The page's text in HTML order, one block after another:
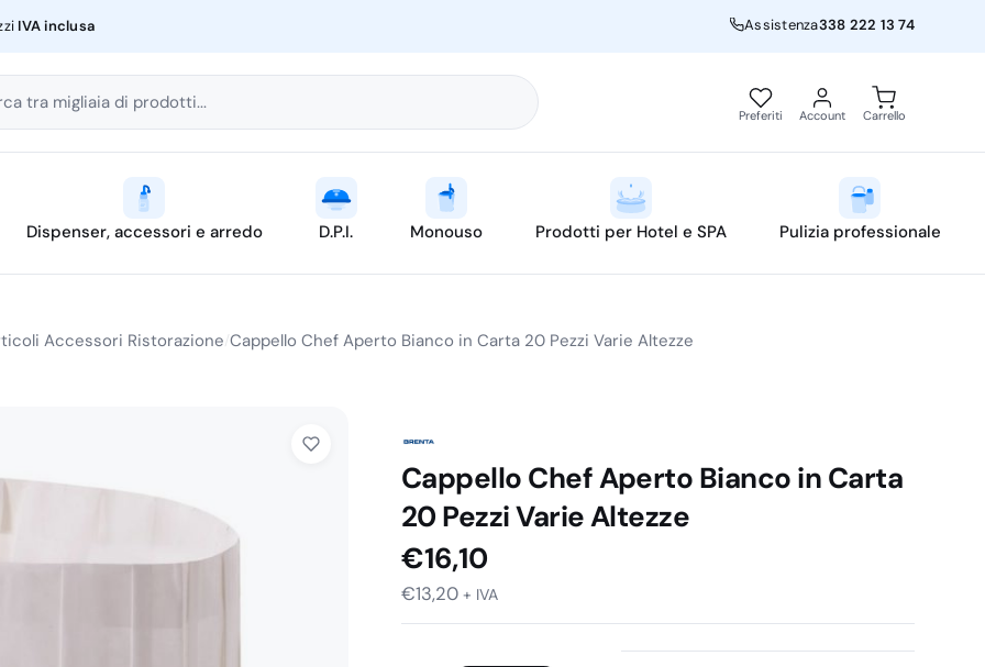
IVA inclusa Assistenza338 222 13 74
tra migliaia di prodotti...
Preferiti Account Carrello
Dispenser, accessori e arredo D.P.I. Monouso Prodotti per Hotel e SPA Pulizia professionale
Accessori Ristorazione Cappello Chef Aperto Bianco in Carta 20 Pezzi Varie Altezze
Cappello Chef Aperto Bianco in Carta
20 Pezzi Varie Altezze
€16,10
€13,20 + IVA